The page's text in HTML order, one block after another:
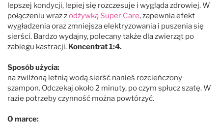
lepszej kondycji, lepiej się rozczesuje i wygląda zdrowiej. W
połączeniu wraz zodżywką Super Care, zapewnia efekt
wygładzenia oraz zmniejsza elektryzowania i puszenia się
sierści. Bardzo wydajny, polecany także dla zwierząt po
zabiegu kastracji. Koncentrat 1:4.
Sposób użycia:
na zwilżoną letnią wodą sierść nanieś rozcieńczony
szampon. Odczekaj około 2 minuty, po czym spłucz szatę. W
razie potrzeby czynność można powtórzyć.
O marce: